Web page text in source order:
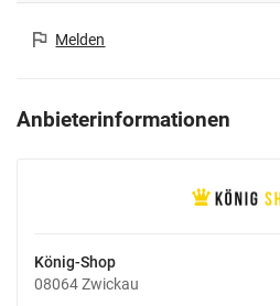
Melden
Anbieterinformationen
König-Shop
08064 Zwickau